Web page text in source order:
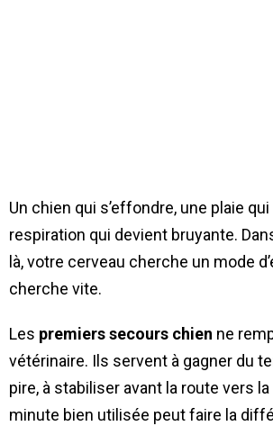
Un chien qui s’effondre, une plaie qui
respiration qui devient bruyante.
là, votre cerveau cherche un mode
cherche vite.
Les premiers secours chien ne
vétérinaire. Ils servent à gagner du
pire, à stabiliser avant la route vers
minute bien utilisée peut faire la